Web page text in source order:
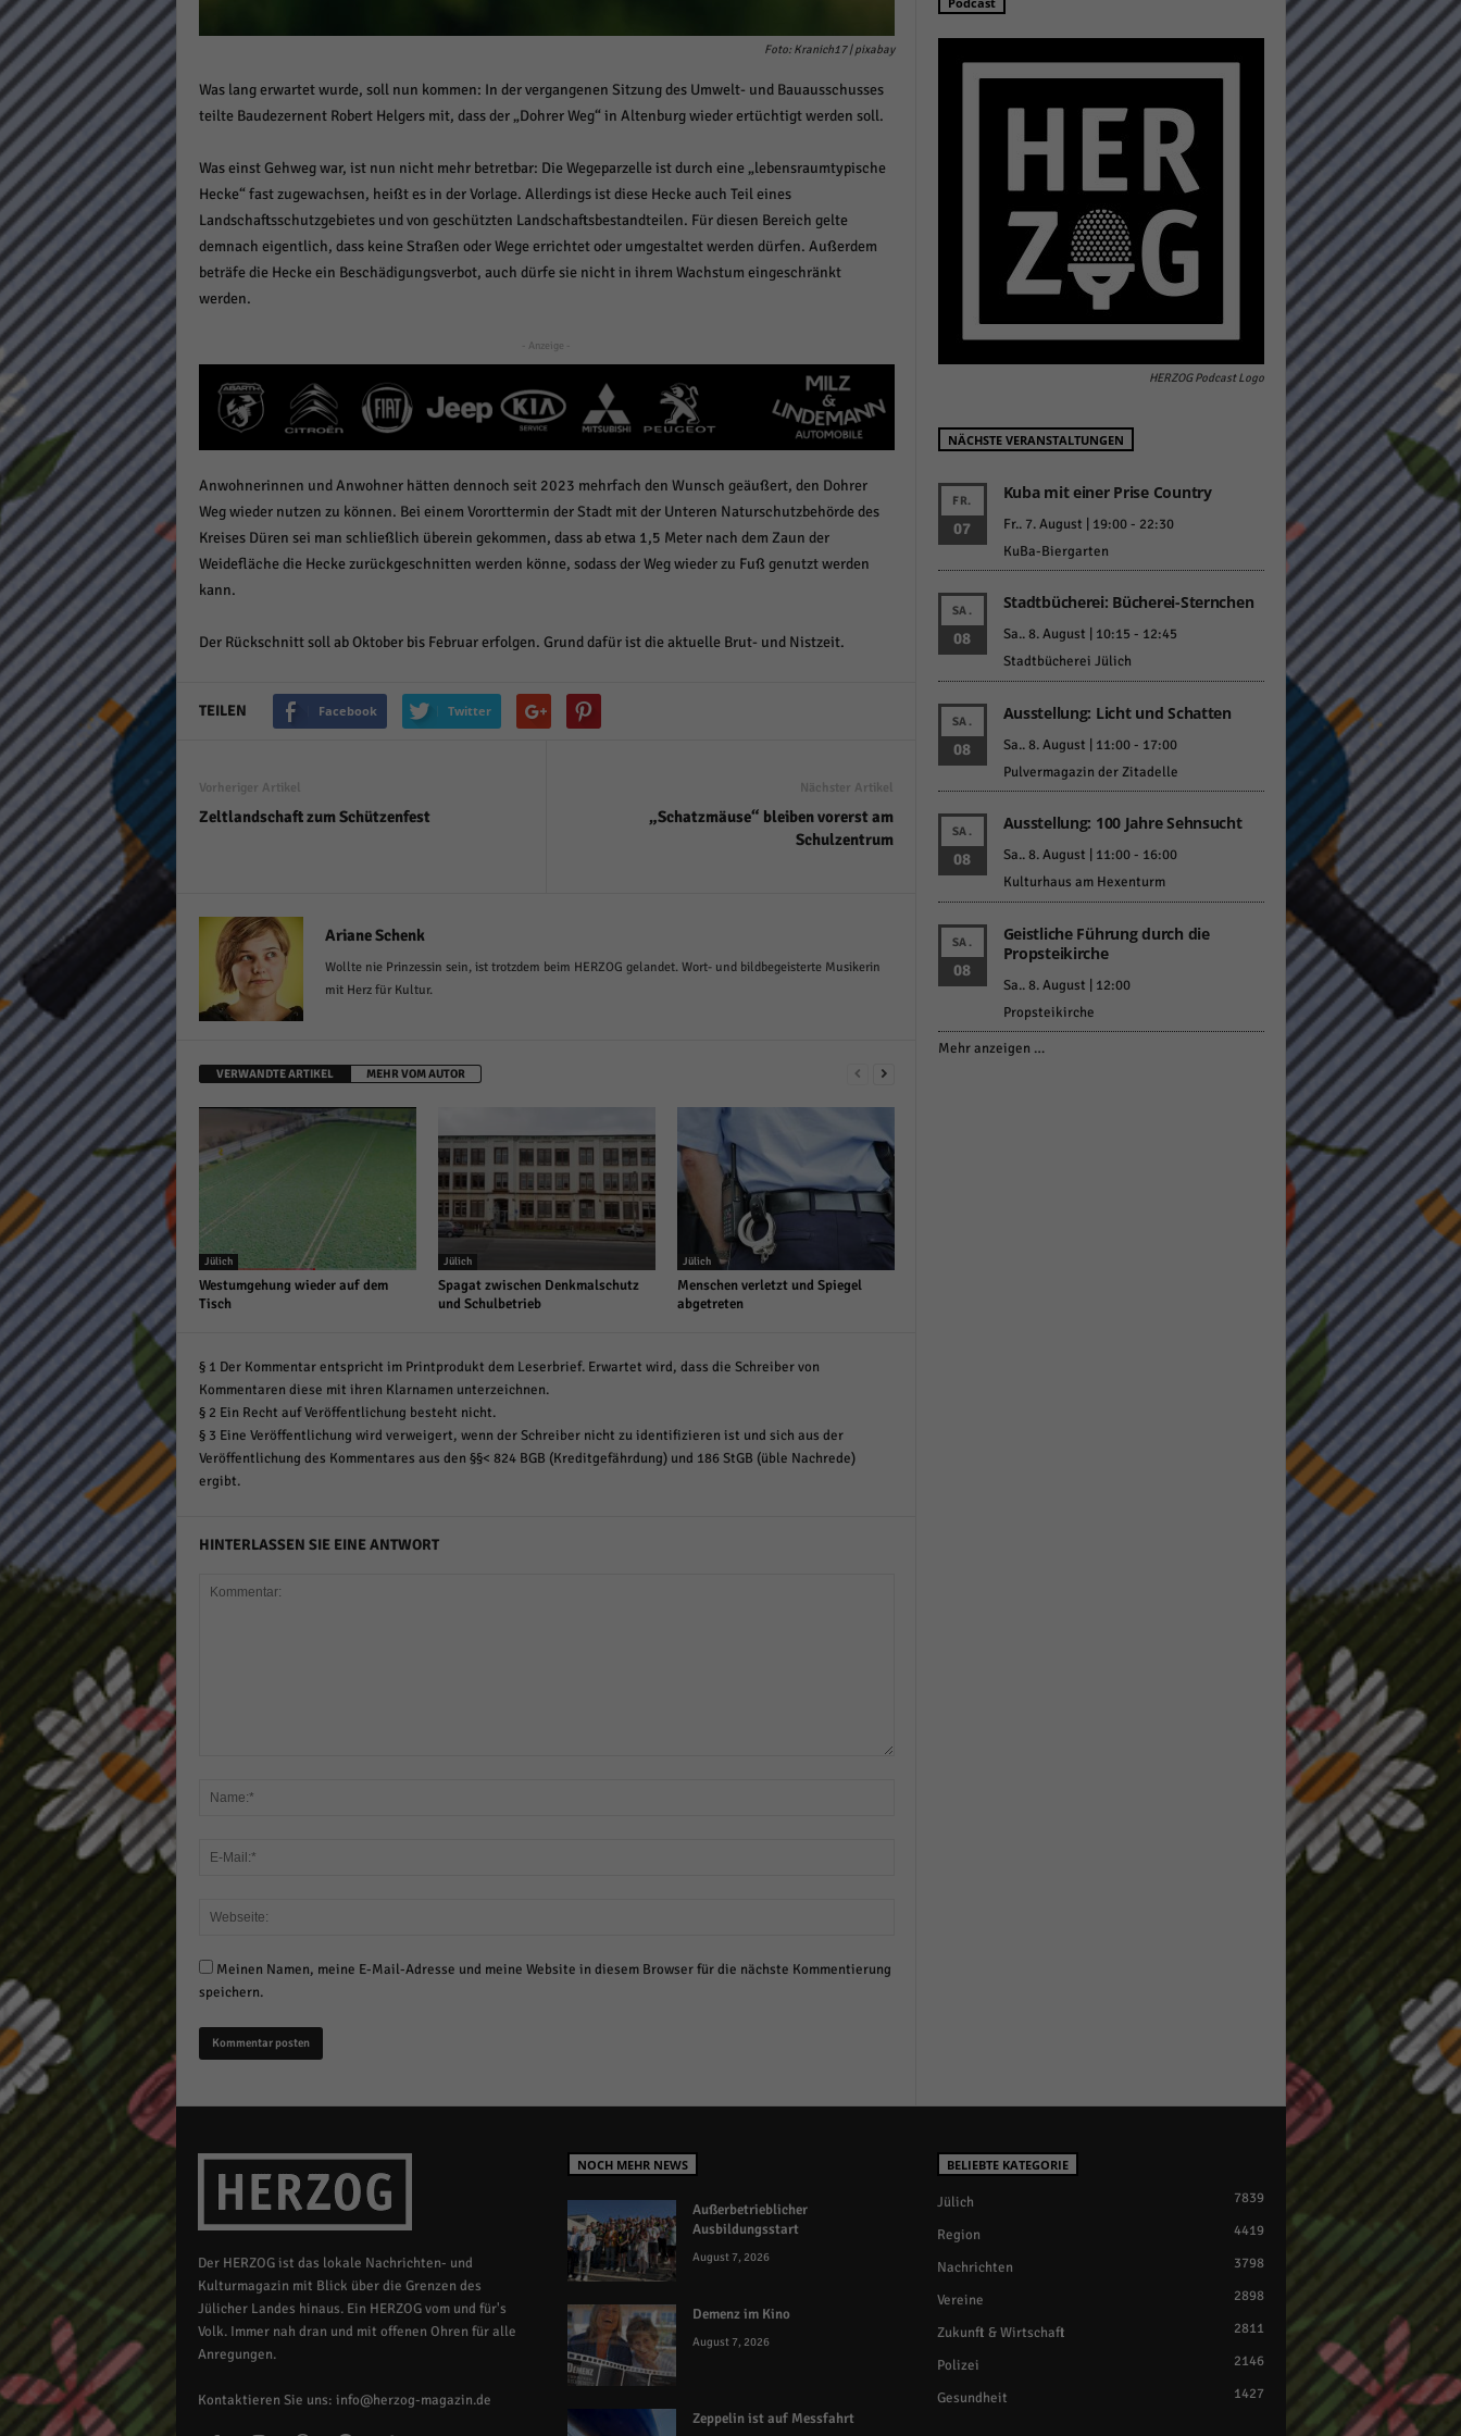
Foto: Kranich17 | pixabay
Was lang erwartet wurde, soll nun kommen: In der vergangenen Sitzung des Umwelt- und Bauausschusses
teilte Baudezernent Robert Helgers mit, dass der „Dohrer Weg“ in Altenburg wieder ertüchtigt werden soll.
Was einst Gehweg war, ist nun nicht mehr betretbar: Die Wegeparzelle ist durch eine „lebensraumtypische
Hecke“ fast zugewachsen, heißt es in der Vorlage. Allerdings ist diese Hecke auch Teil eines
Landschaftsschutzgebietes und von geschützten Landschaftsbestandteilen. Für diesen Bereich gelte
demnach eigentlich, dass keine Straßen oder Wege errichtet oder umgestaltet werden dürfen. Außerdem
beträfe die Hecke ein Beschädigungsverbot, auch dürfe sie nicht in ihrem Wachstum eingeschränkt
werden.
- Anzeige -
Anwohnerinnen und Anwohner hätten dennoch seit 2023 mehrfach den Wunsch geäußert, den Dohrer
Weg wieder nutzen zu können. Bei einem Vororttermin der Stadt mit der Unteren Naturschutzbehörde des
Kreises Düren sei man schließlich überein gekommen, dass ab etwa 1,5 Meter nach dem Zaun der
Weidefläche die Hecke zurückgeschnitten werden könne, sodass der Weg wieder zu Fuß genutzt werden
kann.
Der Rückschnitt soll ab Oktober bis Februar erfolgen. Grund dafür ist die aktuelle Brut- und Nistzeit.
TEILEN Facebook Twitter
Vorheriger Artikel
Zeltlandschaft zum Schützenfest
Nächster Artikel
„Schatzmäuse“ bleiben vorerst am
Schulzentrum
Ariane Schenk
Wollte nie Prinzessin sein, ist trotzdem beim HERZOG gelandet. Wort- und bildbegeisterte Musikerin
mit Herz für Kultur.
VERWANDTE ARTIKEL MEHR VOM AUTOR
Jülich
Westumgehung wieder auf dem
Tisch
Jülich
Spagat zwischen Denkmalschutz
und Schulbetrieb
Jülich
Menschen verletzt und Spiegel
abgetreten
§ 1 Der Kommentar entspricht im Printprodukt dem Leserbrief. Erwartet wird, dass die Schreiber von
Kommentaren diese mit ihren Klarnamen unterzeichnen.
§ 2 Ein Recht auf Veröffentlichung besteht nicht.
§ 3 Eine Veröffentlichung wird verweigert, wenn der Schreiber nicht zu identifizieren ist und sich aus der
Veröffentlichung des Kommentares aus den §§< 824 BGB (Kreditgefährdung) und 186 StGB (üble Nachrede)
ergibt.
HINTERLASSEN SIE EINE ANTWORT
Meinen Namen, meine E-Mail-Adresse und meine Website in diesem Browser für die nächste Kommentierung
speichern.
HERZOG Podcast Logo
NÄCHSTE VERANSTALTUNGEN
FR.
07
Kuba mit einer Prise Country
Fr.. 7. August | 19:00- 22:30
KuBa-Biergarten
SA.
08
Stadtbücherei: Bücherei-Sternchen
Sa.. 8. August | 10:15 - 12:45
Stadtbücherei Jülich
SA.
08
Ausstellung: Licht und Schatten
Sa.. 8. August | 11:00- 17:00
Pulvermagazin der Zitadelle
SA.
08
Ausstellung: 100 Jahre Sehnsucht
Sa.. 8. August | 11:00- 16:00
Kulturhaus am Hexenturm
SA.
08
Geistliche Führung durch die
Propsteikirche
Sa.. 8. August | 12:00
Propsteikirche
Mehr anzeigen …
Der HERZOG ist das lokale Nachrichten- und
Kulturmagazin mit Blick über die Grenzen des
Jülicher Landes hinaus. Ein HERZOG vom und für's
Volk. Immer nah dran und mit offenen Ohren für alle
Anregungen.
Kontaktieren Sie uns: info@herzog-magazin.de
NOCH MEHR NEWS
Außerbetrieblicher
Ausbildungsstart
August 7, 2026
Demenz im Kino
August 7, 2026
Zeppelin ist auf Messfahrt
BELIEBTE KATEGORIE
Jülich 7839
Region 4419
Nachrichten 3798
Vereine 2898
Zukunft & Wirtschaft 2811
Polizei 2146
Gesundheit 1427
Essenziell (1)
Funktion der Website erforderlich.
Cookie-Informationen anzeigen
Statistiken (1)
Statistik Cookies erfassen Informationen anonym. Diese Informationen helfen uns zu verstehen,
wie unsere Besucher unsere Website nutzen.
Cookie-Informationen anzeigen
Marketing
Marketing-Cookies werden von Drittanbietern oder Publishern verwendet, um personalisierte
Werbung anzuzeigen. Sie tun dies, indem sie Besucher über Websites hinweg verfolgen.
Cookie-Informationen anzeigen
Externe Medien (6) Externe Medien
Wenn Cookies von externen Medien akzeptiert werden, bedarf der Zugriff auf diese Inhalte
keiner manuellen Einwilligung mehr.
Cookie-Informationen anzeigen
powered by Borlabs Cookie Datenschutzerklärung Impressum